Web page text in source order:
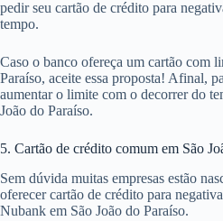
pedir seu cartão de crédito para
tempo.
Caso o banco ofereça um cartão com
Paraíso, aceite essa proposta! Afinal,
aumentar o limite com o decorrer do
João do Paraíso.
5. Cartão de crédito comum em São
Sem dúvida muitas empresas estão
oferecer cartão de crédito para
Nubank em São João do Paraíso.